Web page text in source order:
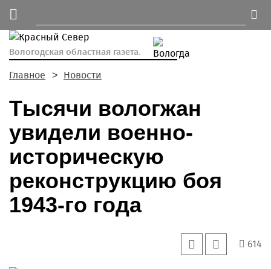
Вологодская областная газета.
Главное Новости
Тысячи вологжан
увидели военно-
историческую
реконструкцию боя
1943-го года
614